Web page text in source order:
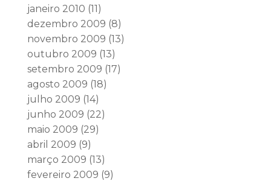
janeiro 2010 (11)
dezembro 2009 (8)
novembro 2009 (13)
outubro 2009 (13)
setembro 2009 (17)
agosto 2009 (18)
julho 2009 (14)
junho 2009 (22)
maio 2009 (29)
abril 2009 (9)
março 2009 (13)
fevereiro 2009 (9)